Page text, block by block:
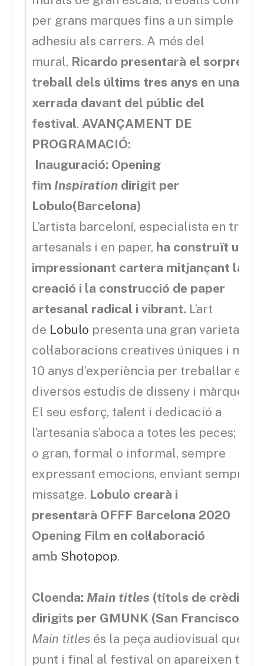
per grans marques fins a un simple
adhesiu als carrers. A més del
mural, Ricardo presentarà el
treball dels últims tres anys en una
xerrada davant del públic del
festival. AVANÇAMENT DE
PROGRAMACIÓ:
Inauguració: Opening
fim Inspirationdirigit per
Lobulo(Barcelona)
L’artista barceloní, especialista en
artesanals i en paper, ha construït una
impressionant cartera mitjançant la
creació i la construcció de paper
artesanal radical i vibrant. L’art
de Lobulo presenta una gran varietat de
col·laboracions creatives úniques i més
10 anys d’experiència per treballar en
diversos estudis de disseny i
El seu esforç, talent i dedicació a
l’artesania s’aboca a totes les peces;
o gran, formal o informal, sempre
expressant emocions, enviant sempre
missatge. Lobulo crearà i
presentarà OFFF Barcelona 2020
Opening Film en col·laboració
amb Shotopop.
Cloenda: Main titles(títols de crèdit)
dirigits per GMUNK (San Francisco)
Main titles és la peça audiovisual que
punt i final al festival on apareixen tots i